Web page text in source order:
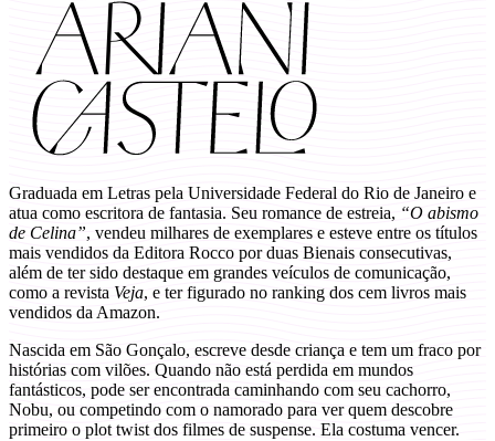
Graduada em Letras pela Universidade Federal do Rio de Janeiro e
atua como escritora de fantasia. Seu romance de estreia, “O abismo
de Celina”, vendeu milhares de exemplares e esteve entre os títulos
mais vendidos da Editora Rocco por duas Bienais consecutivas,
além de ter sido destaque em grandes veículos de comunicação,
como a revista Veja, e ter figurado no ranking dos cem livros mais
vendidos da Amazon.
Nascida em São Gonçalo, escreve desde criança e tem um fraco por
histórias com vilões. Quando não está perdida em mundos
fantásticos, pode ser encontrada caminhando com seu cachorro,
Nobu, ou competindo com o namorado para ver quem descobre
primeiro o plot twist dos filmes de suspense. Ela costuma vencer.